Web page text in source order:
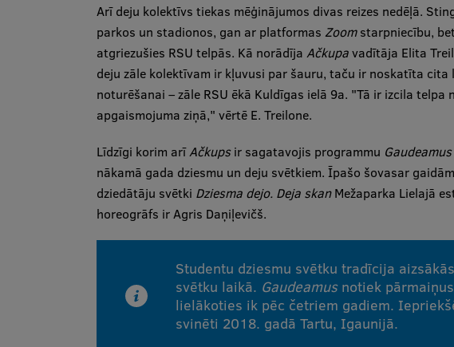
Arī deju kolektīvs tiekas mēģinājumos divas reizes nedēļā.
parkos un stadionos, gan ar platformas Zoomstarpniecību,
atgriezušies RSU telpās. Kā norādīja Ačkupavadītāja Elita
deju zāle kolektīvam ir kļuvusi par šauru, taču ir noskatīta
noturēšanai – zāle RSU ēkā Kuldīgas ielā 9a. "Tā ir izcila
apgaismojuma ziņā," vērtē E. Treilone.
Līdzīgi korim arīAčkupsir sagatavojis programmu Gaudeamus
nākamā gada dziesmu un deju svētkiem. Īpašo šovasar
dziedātāju svētki Dziesma dejo. Deja skanMežaparka Lielajā
horeogrāfs ir Agris Daņiļevičš.
Studentu dziesmu svētku tradīcija
svētku laikā. Gaudeamus notiek
lielākoties ik pēc četriem gadiem.
svinēti 2018. gadā Tartu, Igaunijā.